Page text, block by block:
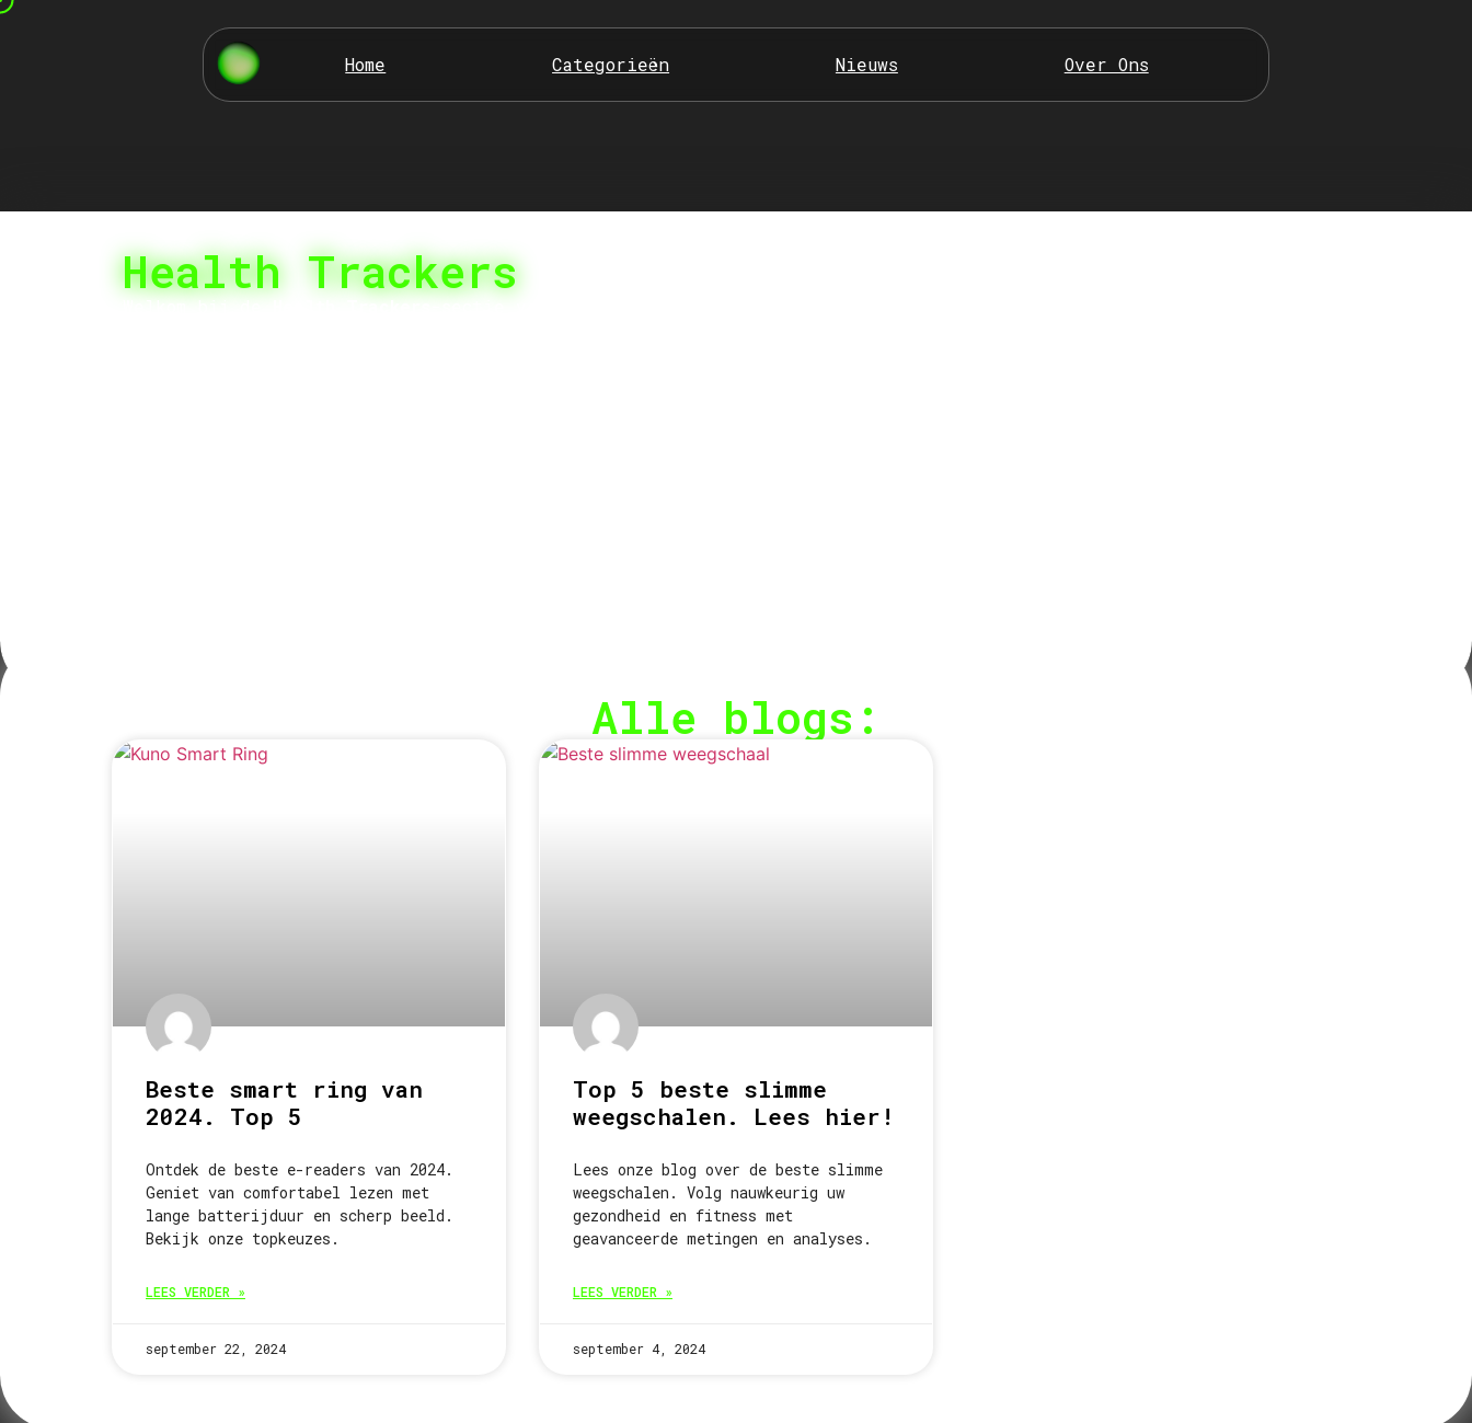
Home Categorieën Nieuws Over Ons
Health Trackers
Alle blogs:
Beste smart ring van
2024. Top 5
Ontdek de beste e-readers van 2024.
Geniet van comfortabel lezen met
lange batterijduur en scherp beeld.
Bekijk onze topkeuzes.
LEES VERDER »
september 22, 2024
Top 5 beste slimme
weegschalen. Lees hier!
Lees onze blog over de beste slimme
weegschalen. Volg nauwkeurig uw
gezondheid en fitness met
geavanceerde metingen en analyses.
LEES VERDER »
september 4, 2024